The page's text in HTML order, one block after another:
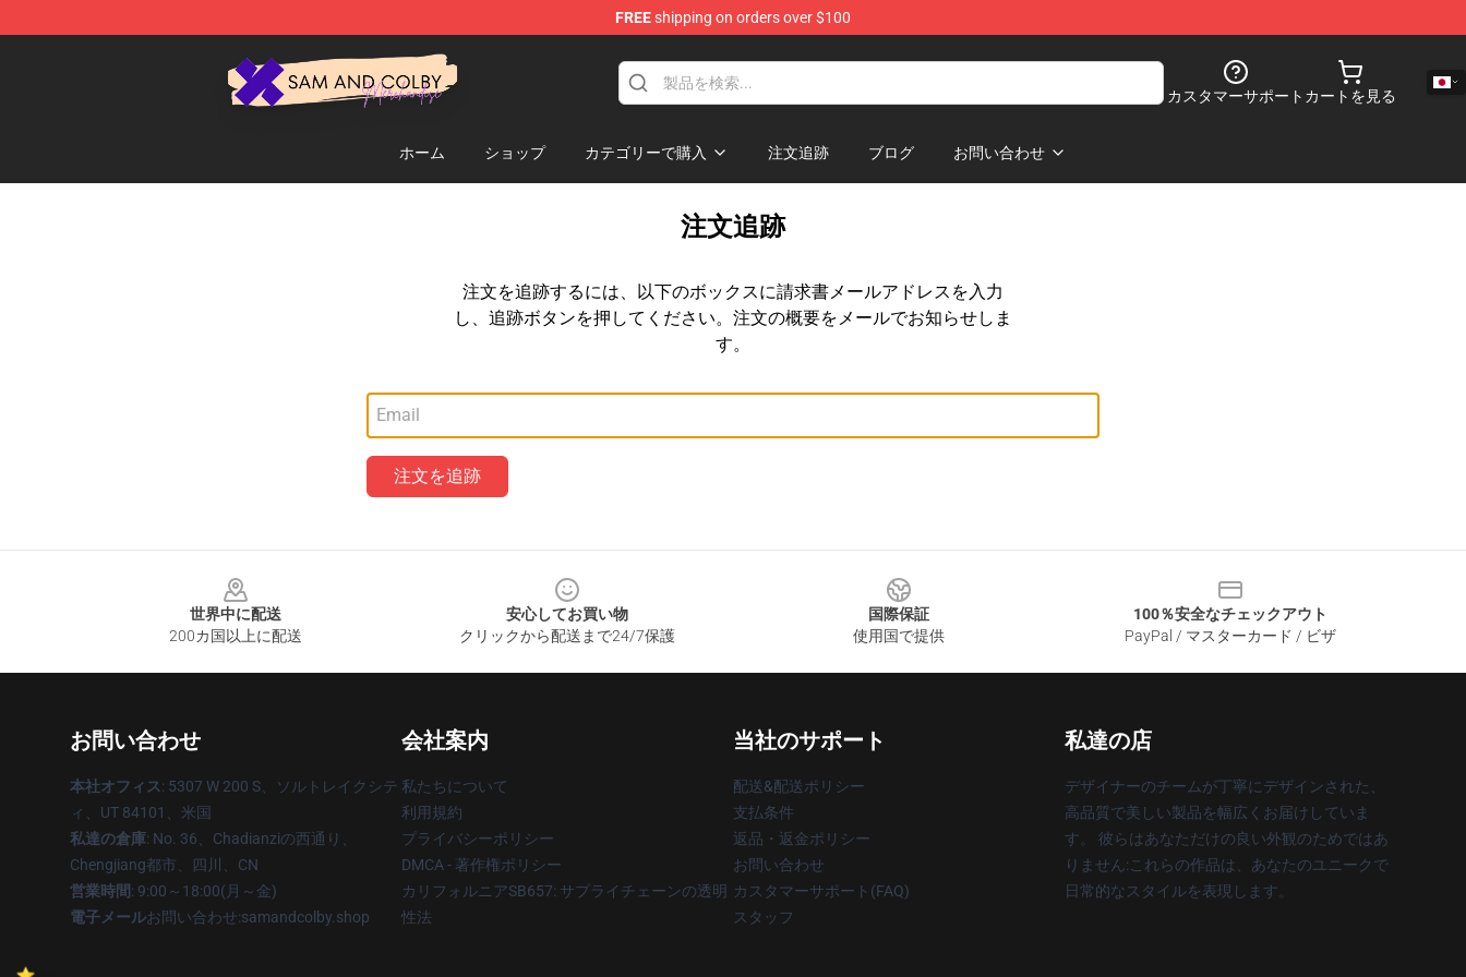
FREEshipping on orders over $100
Sam And Colby Shop - Official Sam And Colby Merchandise Store
カスタマーサポート カートを見る
ホーム ショップ カテゴリーで購入 注文追跡 ブログ お問い合わせ
注文追跡
注文を追跡するには、以下のボックスに請求書メールアドレスを入力
し、追跡ボタンを押してください。注文の概要をメールでお知らせしま
す。
注文を追跡
世界中に配送
200カ国以上に配送
安心してお買い物
クリックから配送まで24/7保護
国際保証
使用国で提供
100％安全なチェックアウト
PayPal / マスターカード / ビザ
お問い合わせ
本社オフィス: 5307 W 200 S、ソルトレイクシテ
ィ、UT 84101、米国
私達の倉庫: No. 36、Chadianziの西通り、
Chengjiang都市、四川、CN
営業時間: 9:00～18:00(月～金)
電子メールお問い合わせ:samandcolby.shop
会社案内
私たちについて
利用規約
プライバシーポリシー
DMCA - 著作権ポリシー
カリフォルニアSB657: サプライチェーンの透明
性法
当社のサポート
配送&配送ポリシー
支払条件
返品・返金ポリシー
お問い合わせ
カスタマーサポート(FAQ)
スタッフ
私達の店
デザイナーのチームが丁寧にデザインされた、
高品質で美しい製品を幅広くお届けしていま
す。 彼らはあなただけの良い外観のためではあ
りません:これらの作品は、あなたのユニークで
日常的なスタイルを表現します。